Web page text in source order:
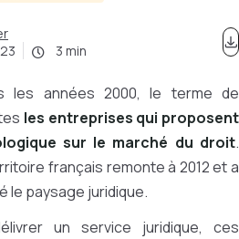
3 min
les années 2000, le terme de
les entreprises qui proposent
sur le marché du droit.
français remonte à 2012 et a
le paysage juridique.
un service juridique, ces